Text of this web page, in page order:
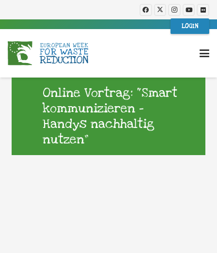
LOGIN
Online Vortrag: “Smart
kommunizieren –
Handys nachhaltig
nutzen”